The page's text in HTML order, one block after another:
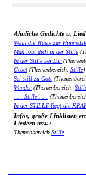
Ähnliche Gedichte u.
Wenn die Wüste zur
Man lobt dich in der Stille
In der Stille bei Dir
Gebet (Themenbereich: Stille)
Sei still zu Gott
Wunder (Themenbereich:
. . . Stille . . .
In der STILLE liegt die
Infos, große Linklisten
Liedern usw.:
Themenbereich Stille